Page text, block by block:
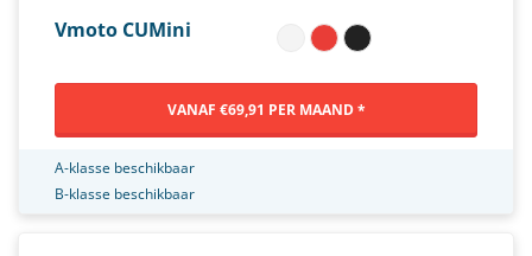
Vmoto CUMini
VANAF €69,91 PER MAAND *
A-klasse beschikbaar
B-klasse beschikbaar